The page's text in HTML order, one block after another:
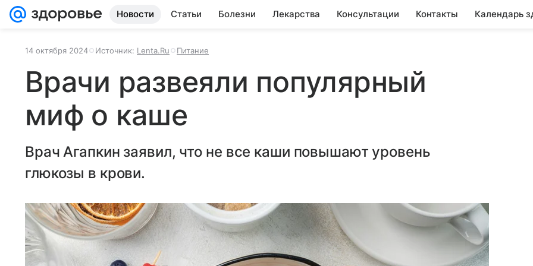
Новости Статьи Болезни Лекарства Консультации Контакты Календарь
14 октября 2024 Источник: Lenta.Ru Питание
Врачи развеяли популярный
миф о каше
Врач Агапкин заявил, что не все каши повышают уровень
глюкозы в крови.